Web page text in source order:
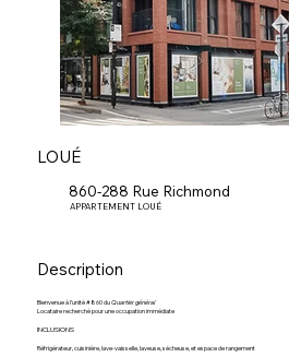
860-288 Rue Richmond
APPARTEMENT LOUÉ
LOUÉ
Description
Bienvenue à l’unité #860 duQuartier général
Locataire recherché pour une occupation immédiate
INCLUSIONS
Réfrigérateur, cuisinière, lave-vaisselle, laveuse, sécheuse, et espace de rangement